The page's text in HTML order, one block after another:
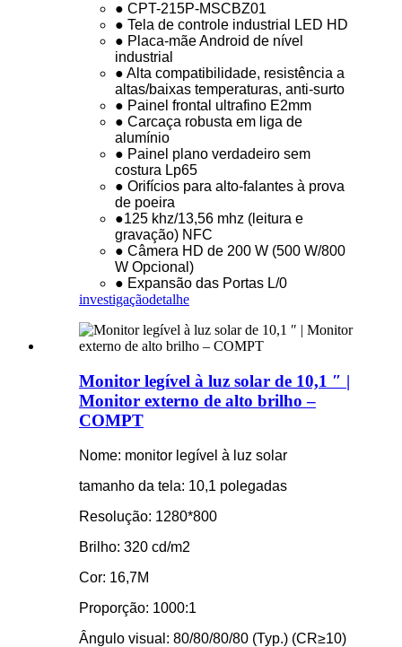
● CPT-215P-MSCBZ01
● Tela de controle industrial LED HD
● Placa-mãe Android de nível
industrial
● Alta compatibilidade, resistência a
altas/baixas temperaturas, anti-surto
● Painel frontal ultrafino E2mm
● Carcaça robusta em liga de
alumínio
● Painel plano verdadeiro sem
costura Lp65
● Orifícios para alto-falantes à prova
de poeira
●125 khz/13,56 mhz (leitura e
gravação) NFC
● Câmera HD de 200 W (500 W/800
W Opcional)
● Expansão das Portas L/0
investigaçãodetalhe
Monitor legível à luz solar de 10,1 ″ |
Monitor externo de alto brilho –
COMPT
Nome: monitor legível à luz solar
tamanho da tela: 10,1 polegadas
Resolução: 1280*800
Brilho: 320 cd/m2
Cor: 16,7M
Proporção: 1000:1
Ângulo visual: 80/80/80/80 (Typ.) (CR≥10)